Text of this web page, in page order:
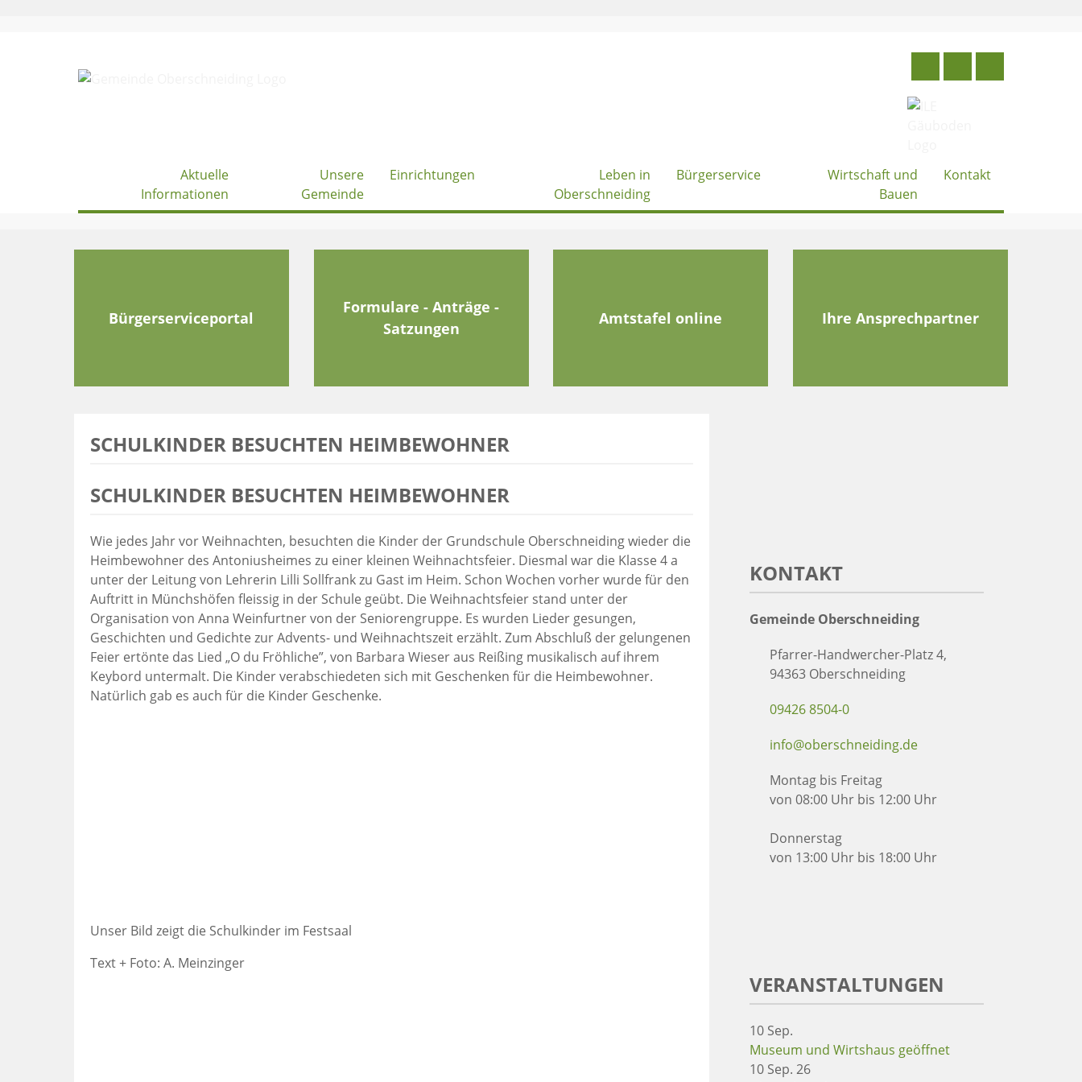
Aktuelle
Informationen
Unsere
Gemeinde
Einrichtungen
Leben in
Oberschneiding
Bürgerservice
Wirtschaft und
Bauen
Kontakt
Bürgerserviceportal
Formulare - Anträge -
Satzungen
Amtstafel online Ihre Ansprechpartner
SCHULKINDER BESUCHTEN HEIMBEWOHNER
SCHULKINDER BESUCHTEN HEIMBEWOHNER
Wie jedes Jahr vor Weihnachten, besuchten die Kinder der Grundschule Oberschneiding wieder die
Heimbewohner des Antoniusheimes zu einer kleinen Weihnachtsfeier. Diesmal war die Klasse 4 a
unter der Leitung von Lehrerin Lilli Sollfrank zu Gast im Heim. Schon Wochen vorher wurde für den
Auftritt in Münchshöfen fleissig in der Schule geübt. Die Weihnachtsfeier stand unter der
Organisation von Anna Weinfurtner von der Seniorengruppe. Es wurden Lieder gesungen,
Geschichten und Gedichte zur Advents- und Weihnachtszeit erzählt. Zum Abschluß der gelungenen
Feier ertönte das Lied „O du Fröhliche”, von Barbara Wieser aus Reißing musikalisch auf ihrem
Keybord untermalt. Die Kinder verabschiedeten sich mit Geschenken für die Heimbewohner.
Natürlich gab es auch für die Kinder Geschenke.
Unser Bild zeigt die Schulkinder im Festsaal
Text + Foto: A. Meinzinger
KONTAKT
Gemeinde Oberschneiding
Pfarrer-Handwercher-Platz 4,
94363 Oberschneiding
09426 8504-0
info@oberschneiding.de
Montag bis Freitag
von 08:00 Uhr bis 12:00 Uhr
Donnerstag
von 13:00 Uhr bis 18:00 Uhr
VERANSTALTUNGEN
10 Sep.
Museum und Wirtshaus geöffnet
10 Sep. 26